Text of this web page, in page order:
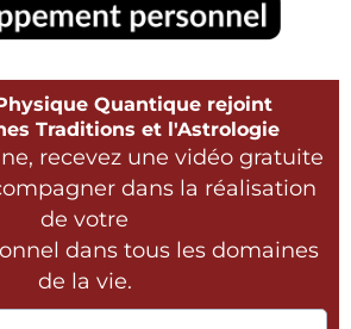
Quantique rejoint
Traditions et l'Astrologie
recevez une vidéo gratuite
dans la réalisation
de votre
dans tous les domaines
de la vie.